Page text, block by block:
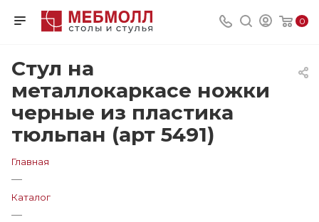
0
Стул на
металлокаркасе ножки
черные из пластика
тюльпан (арт 5491)
Главная
—
Каталог
—